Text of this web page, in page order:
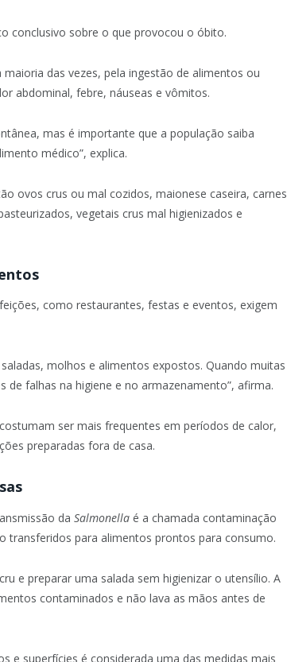
conclusivo sobre o que provocou o óbito.
das vezes, pela ingestão de alimentos ou
abdominal, febre, náuseas e vômitos.
mas é importante que a população saiba
médico”, explica.
ovos crus ou mal cozidos, maionese caseira, carnes
vegetais crus mal higienizados e
como restaurantes, festas e eventos, exigem
molhos e alimentos expostos. Quando muitas
falhas na higiene e no armazenamento”, afirma.
ser mais frequentes em períodos de calor,
preparadas fora de casa.
da Salmonella é a chamada contaminação
transferidos para alimentos prontos para consumo.
e preparar uma salada sem higienizar o utensílio. A
contaminados e não lava as mãos antes de
e superfícies é considerada uma das medidas mais